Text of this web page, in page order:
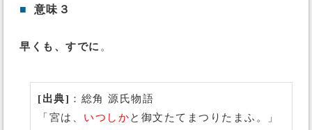
■ 意味３
早くも、すでに 。
[出典] ：総角 源氏物語
「宮は、 いつしかと御文たてまつりたまふ。」